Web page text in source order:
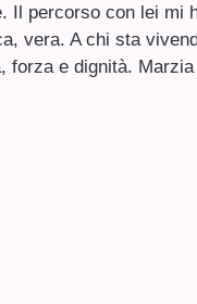
percorso con lei mi
vera. A chi sta
e dignità.